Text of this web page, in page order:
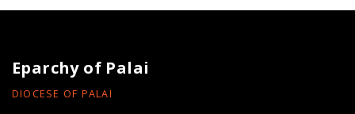
Eparchy of Palai
DIOCESE OF PALAI